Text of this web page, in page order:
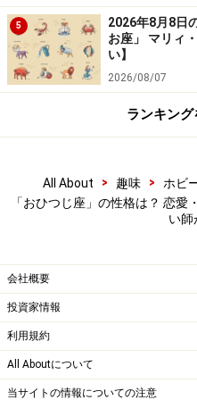
結婚は、いつかするはず
だ、いつかがいつになる
し、必ずするつもりだから
いし……で、なんだかかん
したがって、周りが驚く
人になるか、両極端になり
5
2026年8月8日
お座」 マリィ
い】
2026/08/07
ランキン
All About > 趣味 > ホビ
「おひつじ座」の性格は？ 恋
い師
会社概要
投資家情報
利用規約
All Aboutについて
当サイトの情報についての注意